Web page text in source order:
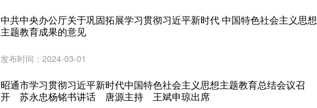
中共中央办公厅关于巩固拓展学习贯彻习近平新时代 中国特色社会主义思想
主题教育成果的意见
发布时间：2024-03-01
昭通市学习贯彻习近平新时代中国特色社会主义思想主题教育总结会议召
开 苏永忠杨铭书讲话 唐源主持 王斌申琼出席